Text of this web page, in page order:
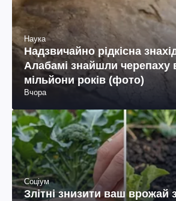
Наука
Надзвичайно рідкісна
Алабамі знайшли черепаху
мільйони років (фото)
Вчора
Соціум
Злітні знизити ваш врожай